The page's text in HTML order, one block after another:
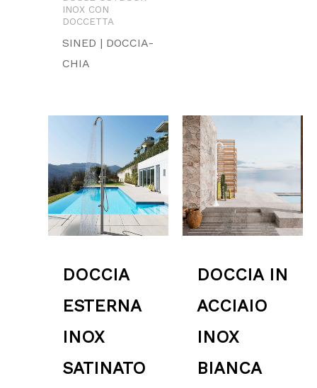
INOX CON
DOCCETTA
SINED | DOCCIA-
CHIA
DOCCIA
ESTERNA
INOX
SATINATO
prezzo:
2,350.00 €
a
2,600.00 €
DOCCIA IN
ACCIAIO
INOX
BIANCA
2,299.00 €
2,899.00 €